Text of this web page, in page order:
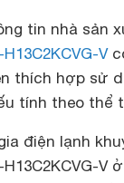
tin nhà sản
H13C2KCVG-V
thích hợp sử
tính theo thể
điện lạnh
H13C2KCVG-